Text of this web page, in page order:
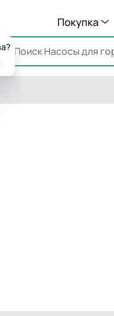
Покупка